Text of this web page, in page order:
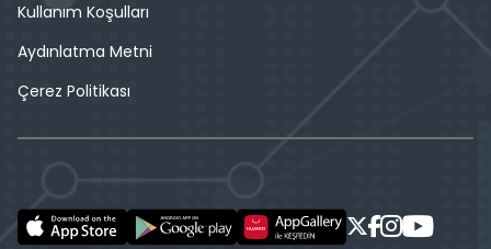
Kullanım Koşulları
Aydınlatma Metni
Çerez Politikası